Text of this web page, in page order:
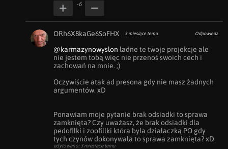
-6
ORh6X8kaGe6SoFHX 3 miesiące temu Odpowiedz
@karmazynowyslon ładne te twoje projekcje ale
nie jestem tobą więc nie przenoś swoich cech i
zachowań na mnie. ;)
Oczywiście atak ad presona gdy nie masz żadnych
argumentów. xD
Ponawiam moje pytanie brak odsiadki to sprawa
zamknięta? Czy uważasz, że brak odsiadki dla
pedofilki i zoofillki która była działaczką PO gdy
tych czynów dokonywała to sprawa zamknięta? xD
edytowano: 3 miesiące temu